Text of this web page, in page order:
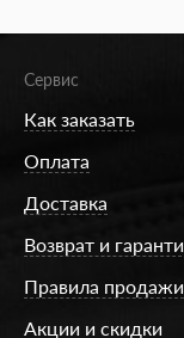
Сервис
Как заказать
Оплата
Доставка
Возврат и
Правила продажи
Акции и скидки